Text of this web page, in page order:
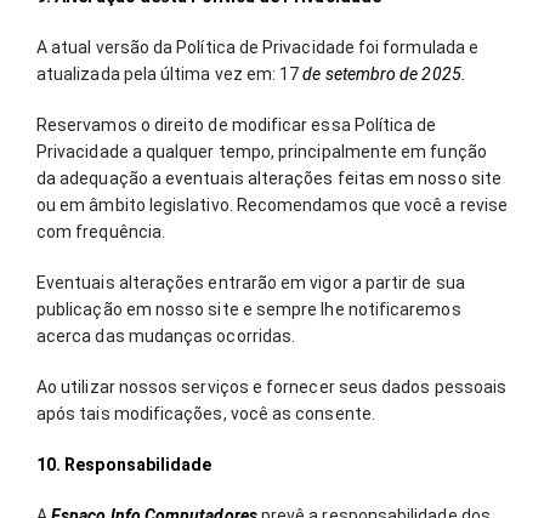
A atual versão da Política de Privacidade foi formulada e
atualizada pela última vez em: 17de setembro de 2025.
Reservamos o direito de modificar essa Política de
Privacidade a qualquer tempo, principalmente em função
da adequação a eventuais alterações feitas em nosso site
ou em âmbito legislativo. Recomendamos que você a revise
com frequência.
Eventuais alterações entrarão em vigor a partir de sua
publicação em nosso site e sempre lhe notificaremos
acerca das mudanças ocorridas.
Ao utilizar nossos serviços e fornecer seus dados pessoais
após tais modificações, você as consente.
10. Responsabilidade